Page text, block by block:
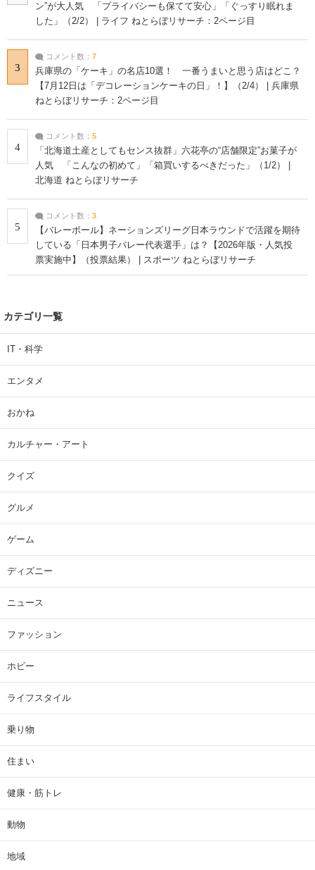
ン”が大人気 「プライバシーも保てて安心」「ぐっすり眠れま
した」（2/2） | ライフ ねとらぼリサーチ：2ページ目
3
コメント数： 7
兵庫県の「ケーキ」の名店10選！ 一番うまいと思う店はどこ？
【7月12日は「デコレーションケーキの日」！】（2/4） | 兵庫県
ねとらぼリサーチ：2ページ目
4
コメント数： 5
「北海道土産としてもセンス抜群」六花亭の“店舗限定”お菓子が
人気 「こんなの初めて」「箱買いするべきだった」（1/2） |
北海道 ねとらぼリサーチ
5
コメント数： 3
【バレーボール】ネーションズリーグ日本ラウンドで活躍を期待
している「日本男子バレー代表選手」は？【2026年版・人気投
票実施中】（投票結果） | スポーツ ねとらぼリサーチ
カテゴリ一覧
IT・科学
エンタメ
おかね
カルチャー・アート
クイズ
グルメ
ゲーム
ディズニー
ニュース
ファッション
ホビー
ライフスタイル
乗り物
住まい
健康・筋トレ
動物
地域